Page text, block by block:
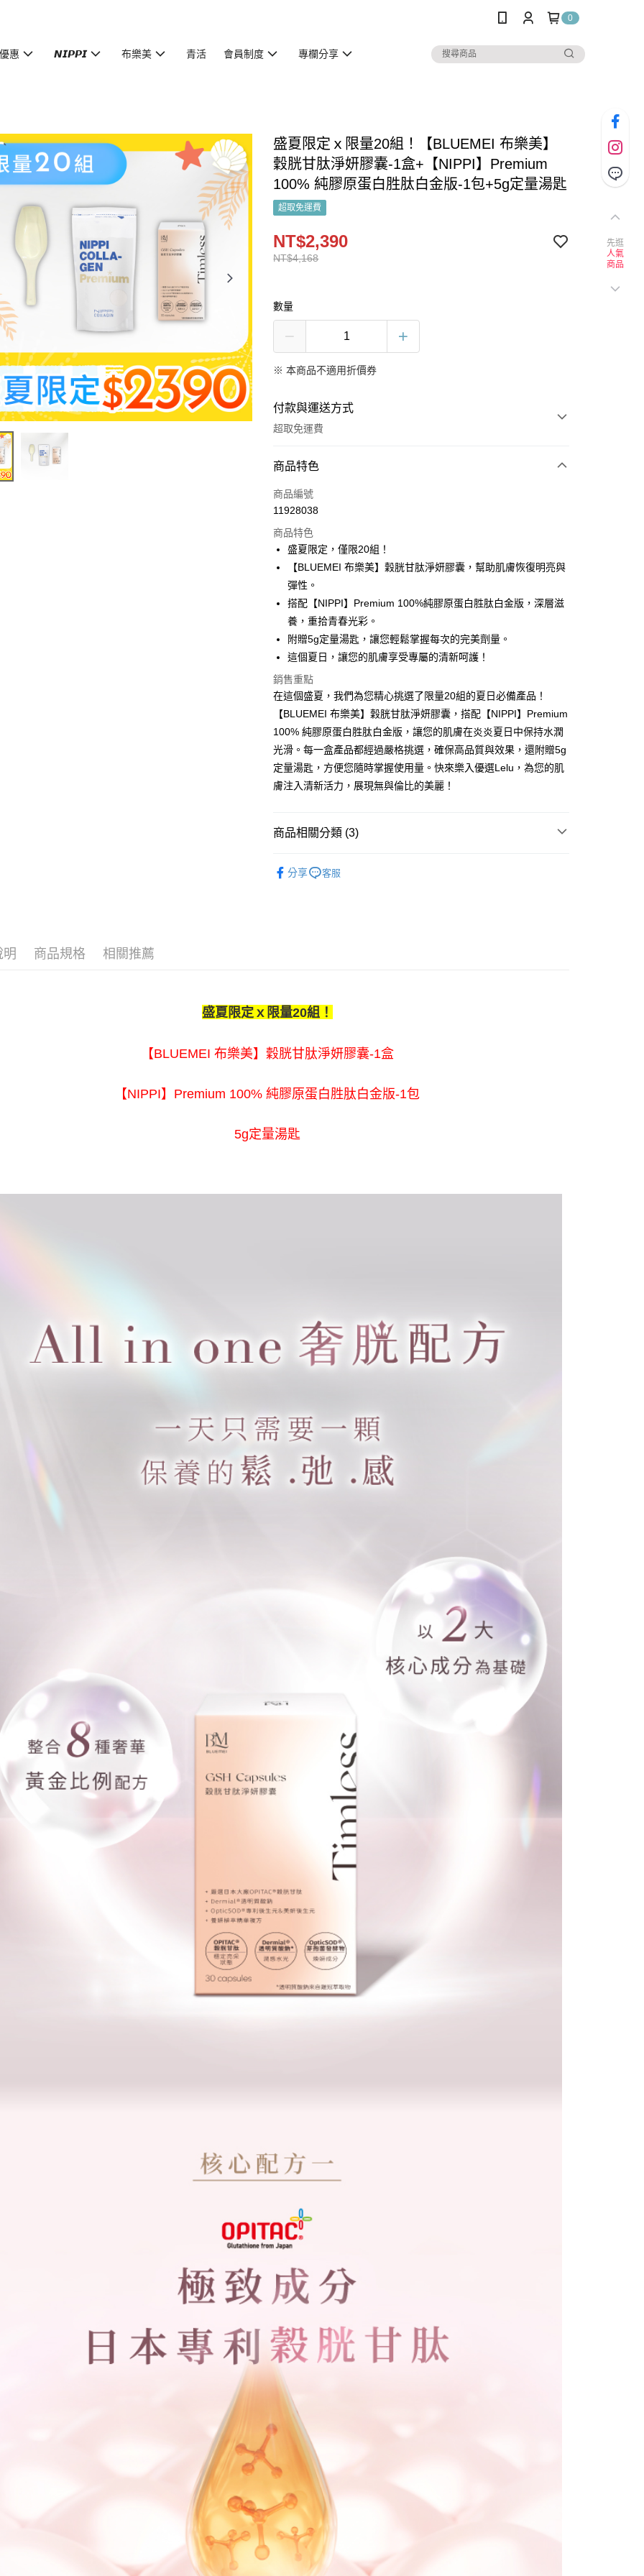
0
惠 𝙉𝙄𝙋𝙋𝙄 布樂美 青活 會員制度 專欄分享
盛夏限定ｘ限量20組！【BLUEMEI 布樂美】
穀胱甘肽淨妍膠囊-1盒+【NIPPI】Premium
100% 純膠原蛋白胜肽白金版-1包+5g定量湯匙
超取免運費
NT$4,168
NT$2,390
數量
※ 本商品不適用折價券
付款與運送方式
超取免運費
付款方式
信用卡一次付款
Apple Pay
街口支付
悠遊付
Google Pay
全盈+PAY
大哥付你分期
相關說明
【大哥付你分期使用說明】
1.本服務由台灣大哥大提供，台灣大哥大用戶可立即使用無須另外申請。
2.付款方式選擇「大哥付你分期」，訂單成立後會自動跳轉到大哥付的交易
流程，驗證手機門號後，選擇欲分期的期數、繳款截止日，確認付款後即
完成交易。
3.實際核准額度、可分期數及費用金額請依後續交易確認頁面所載為準。
4.訂單成立30分鐘內，如未前往確認交易或遇審核未通過，訂單將自動取
【繳款方式說明】
1.分期款項不併入電信帳單，「大哥付你分期」於每月結算日後寄送繳費提
帳／街口支付／iPASS MONEY」等通路繳費。
ATM付款
運送方式
(免運)付款後全家取貨
(免運)付款後萊爾富取貨
離島宅配固定運費$290
商品特色
商品編號
11928038
商品特色
盛夏限定，僅限20組！
【BLUEMEI 布樂美】穀胱甘肽淨妍膠囊，幫助肌膚恢復明亮與
彈性。
搭配【NIPPI】Premium 100%純膠原蛋白胜肽白金版，深層滋
養，重拾青春光彩。
附贈5g定量湯匙，讓您輕鬆掌握每次的完美劑量。
這個夏日，讓您的肌膚享受專屬的清新呵護！
銷售重點
在這個盛夏，我們為您精心挑選了限量20組的夏日必備產品！
【BLUEMEI 布樂美】穀胱甘肽淨妍膠囊，搭配【NIPPI】Premium
100% 純膠原蛋白胜肽白金版，讓您的肌膚在炎炎夏日中保持水潤
光滑。每一盒產品都經過嚴格挑選，確保高品質與效果，還附贈5g
定量湯匙，方便您隨時掌握使用量。快來樂入優選Lelu，為您的肌
膚注入清新活力，展現無與倫比的美麗！
商品相關分類 (3)
分享 客服
明 商品規格 相關推薦
盛夏限定ｘ限量20組！
【BLUEMEI 布樂美】穀胱甘肽淨妍膠囊-1盒
【NIPPI】Premium 100% 純膠原蛋白胜肽白金版-1包
5g定量湯匙
先逛
人氣
商品